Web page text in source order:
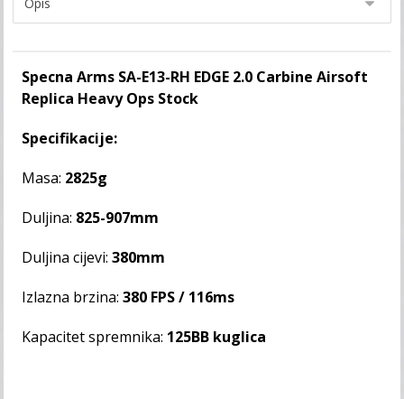
Specna Arms SA-E13-RH EDGE 2.0 Carbine Airsoft
Replica Heavy Ops Stock
Specifikacije:
Masa: 2825g
Duljina: 825-907mm
Duljina cijevi: 380mm
Izlazna brzina:380 FPS / 116ms
Kapacitet spremnika: 125BB kuglica